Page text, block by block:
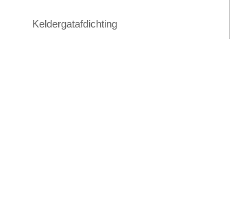
Keldergatafdichting